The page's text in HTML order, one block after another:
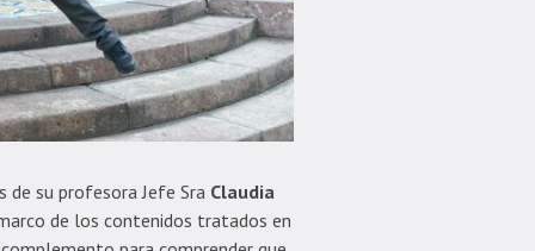
de su profesora Jefe Sra Claudia
de los contenidos tratados en